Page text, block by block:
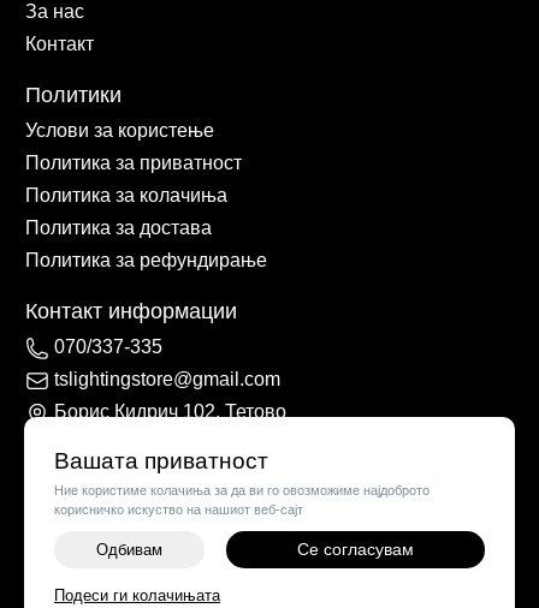
Вашата приватност
Ние користиме колачиња за да ви го овозможиме најдоброто
корисничко искуство на нашиот веб-сајт
Одбивам Се согласувам
Подеси ги колачињата
За нас
Контакт
Политики
Услови за користење
Политика за приватност
Политика за колачиња
Политика за достава
Политика за рефундирање
Контакт информации
070/337-335
tslightingstore@gmail.com
Борис Кидрич 102, Тетово
©2026